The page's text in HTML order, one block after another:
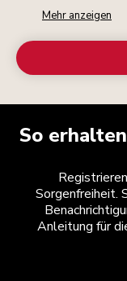
Mehr anzeigen
So
Sorgenfreiheit.
Anleitung für